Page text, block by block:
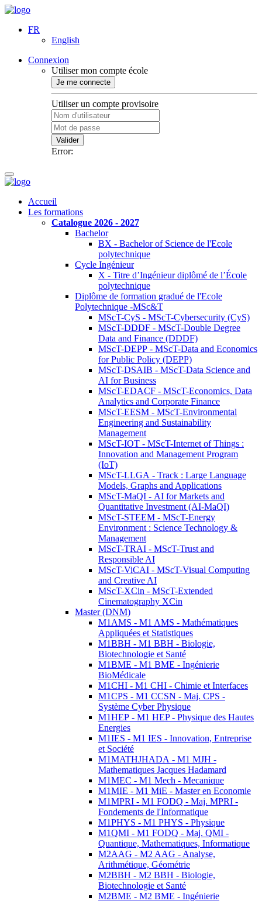
FR
English
Connexion
Utiliser mon compte école
Je me connecte
Utiliser un compte provisoire
Valider
Error:
Accueil
Les formations
Catalogue 2026 - 2027
Bachelor
BX - Bachelor of Science de l'Ecole
polytechnique
Cycle Ingénieur
X - Titre d’Ingénieur diplômé de l’École
polytechnique
Diplôme de formation gradué de l'Ecole
Polytechnique -MSc&T
MScT-CyS - MScT-Cybersecurity (CyS)
MScT-DDDF - MScT-Double Degree
Data and Finance (DDDF)
MScT-DEPP - MScT-Data and Economics
for Public Policy (DEPP)
MScT-DSAIB - MScT-Data Science and
AI for Business
MScT-EDACF - MScT-Economics, Data
Analytics and Corporate Finance
MScT-EESM - MScT-Environmental
Engineering and Sustainability
Management
MScT-IOT - MScT-Internet of Things :
Innovation and Management Program
(IoT)
MScT-LLGA - Track : Large Language
Models, Graphs and Applications
MScT-MaQI - AI for Markets and
Quantitative Investment (AI-MaQI)
MScT-STEEM - MScT-Energy
Environment : Science Technology &
Management
MScT-TRAI - MScT-Trust and
Responsible AI
MScT-ViCAI - MScT-Visual Computing
and Creative AI
MScT-XCin - MScT-Extended
Cinematography XCin
Master (DNM)
M1AMS - M1 AMS - Mathématiques
Appliquées et Statistiques
M1BBH - M1 BBH - Biologie,
Biotechnologie et Santé
M1BME - M1 BME - Ingénierie
BioMédicale
M1CHI - M1 CHI - Chimie et Interfaces
M1CPS - M1 CCSN - Maj. CPS -
Système Cyber Physique
M1HEP - M1 HEP - Physique des Hautes
Energies
M1IES - M1 IES - Innovation, Entreprise
et Société
M1MATHJHADA - M1 MJH -
Mathematiques Jacques Hadamard
M1MEC - M1 Mech - Mecanique
M1MIE - M1 MiE - Master en Economie
M1MPRI - M1 FODQ - Maj. MPRI -
Fondements de l'Informatique
M1PHYS - M1 PHYS - Physique
M1QMI - M1 FODQ - Maj. QMI -
Quantique, Mathematiques, Informatique
M2AAG - M2 AAG - Analyse,
Arithmétique, Géométrie
M2BBH - M2 BBH - Biologie,
Biotechnologie et Santé
M2BME - M2 BME - Ingénierie